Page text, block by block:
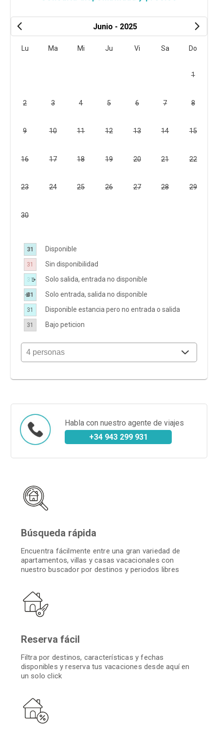
Junio - 2025
Lu Ma Mi Ju Vi Sa Do
1
2 3 4 5 6 7 8
9 10 11 12 13 14 15
16 17 18 19 20 21 22
23 24 25 26 27 28 29
30
31 Disponible
31 Sin disponibilidad
31 Solo salida, entrada no disponible
31 Solo entrada, salida no disponible
31 Disponible estancia pero no entrada o salida
31 Bajo peticion
Habla con nuestro agente de viajes
+34 943 299 931
Búsqueda rápida
Encuentra fácilmente entre una gran variedad de
apartamentos, villas y casas vacacionales con
nuestro buscador por destinos y periodos libres
Reserva fácil
Filtra por destinos, características y fechas
disponibles y reserva tus vacaciones desde aquí en
un solo click